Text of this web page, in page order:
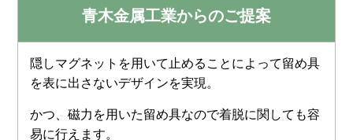
青木金属工業からのご提案
隠しマグネットを用いて止めることによって留め具
を表に出さないデザインを実現。
かつ、磁力を用いた留め具なので着脱に関しても容
易に行えます。